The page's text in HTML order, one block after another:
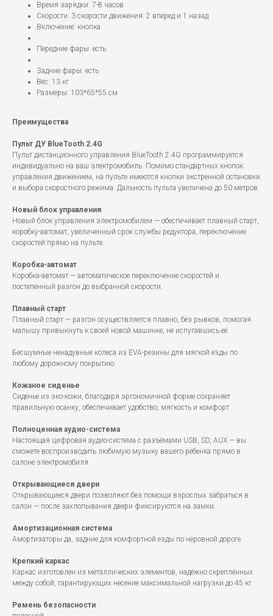
Время зарядки: 7-8 часов
Скорости: 3 скорости движения: 2 вперед и 1 назад
Включение: кнопка
Передние фары: есть
Задние фары: есть
Вес: 13 кг
Размеры: 103*65*55 см
Преимущества
Пульт ДУ BlueTooth 2.4G
Пульт дистанционного управления BlueTooth 2.4G программируется
индивидуально на ваш электромобиль. Помимо стандартных кнопок
управления движением, на пульте имеются кнопки экстренной остановки
и выбора скоростного режима. Дальность пульта увеличена до 50 метров.
Новый блок управления
Новый блок управления электромобилем — обеспечивает плавный старт,
коробку-автомат, увеличенный срок службы редуктора, переключение
скоростей прямо на пульте.
Коробка-автомат
Коробка-автомат — автоматическое переключение скоростей и
постепенный разгон до выбранной скорости.
Плавный старт
Плавный старт — разгон осуществляется плавно, без рывков, помогая
малышу привыкнуть к своей новой машинке, не испугавшись её.
Бесшумные ненадувные колеса из EVA-резины для мягкой езды по
любому дорожному покрытию.
Кожаное сиденье
Сиденье из эко-кожи, благодаря эргономичной форме сохраняет
правильную осанку, обеспечивает удобство, мягкость и комфорт.
Полноценная аудио-система
Настоящая цифровая аудио-система с разъёмами USB, SD, AUX — вы
сможете воспроизводить любимую музыку вашего ребенка прямо в
салоне электромобиля.
Открывающиеся двери
Открывающиеся двери позволяют без помощи взрослых забраться в
салон — после захлопывания двери фиксируются на замки.
Амортизационная система
Амортизаторы да, задние для комфортной езды по неровной дороге.
Крепкий каркас
Каркас изготовлен из металлических элементов, надёжно скреплённых
между собой, гарантирующих несение максимальной нагрузки до 45 кг.
Ремень безопасности